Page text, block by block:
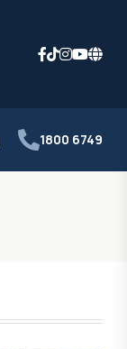
1800 6749